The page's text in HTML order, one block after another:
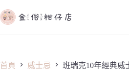
至
容
首頁 威士忌 班瑞克10年經典威